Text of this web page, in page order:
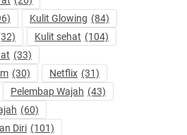
Kulit Glowing (84)
Kulit sehat (104)
(33)
(30) Netflix (31)
Pelembap Wajah (43)
(60)
Diri (101)